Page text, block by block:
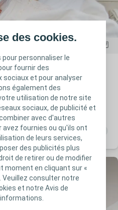
des cookies.
personnaliser le
fournir des
et pour analyser
également des
utilisation de notre site
sociaux, de publicité et
avec d'autres
fournies ou qu'ils ont
de leurs services,
des publicités plus
de retirer ou de modifier
moment en cliquant sur «
Veuillez consulter notre
et notre Avis de
nutritionnel (y compris
d’une escarre. C’est pourquoi
dans cet article.